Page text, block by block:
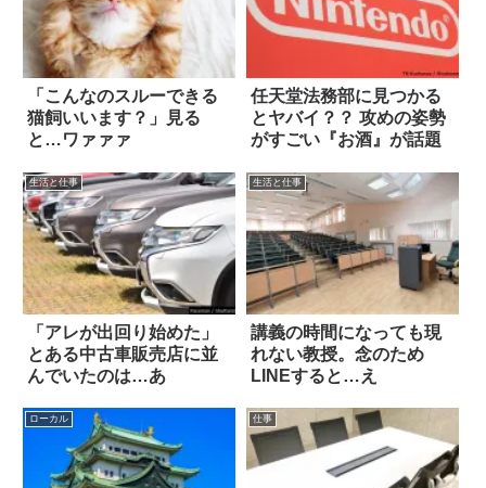
「こんなのスルーできる
猫飼いいます？」見る
と…ワァァァ
任天堂法務部に見つかる
とヤバイ？？ 攻めの姿勢
がすごい『お酒』が話題
生活と仕事
「アレが出回り始めた」
とある中古車販売店に並
んでいたのは…あ
生活と仕事
講義の時間になっても現
れない教授。念のため
LINEすると…え
ローカル 仕事